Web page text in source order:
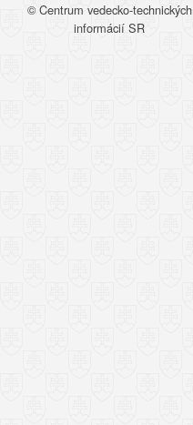
© Centrum vedecko-technických
informácií SR